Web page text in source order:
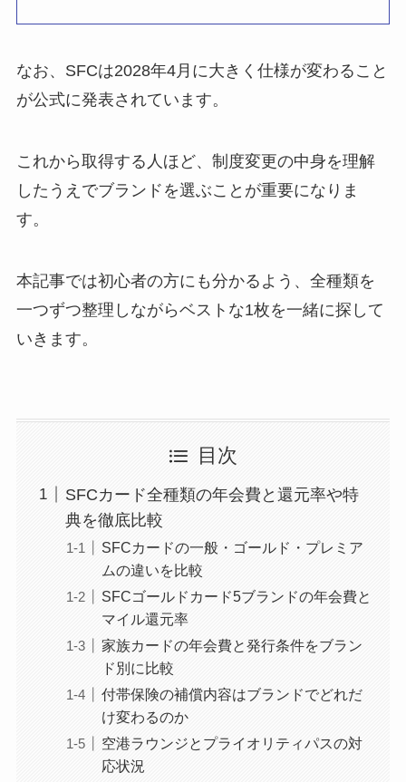
なお、SFCは2028年4月に大きく仕様が変わること
が公式に発表されています。
これから取得する人ほど、制度変更の中身を理解
したうえでブランドを選ぶことが重要になりま
す。
本記事では初心者の方にも分かるよう、全種類を
一つずつ整理しながらベストな1枚を一緒に探して
いきます。
目次
SFCカード全種類の年会費と還元率や特
典を徹底比較
SFCカードの一般・ゴールド・プレミア
ムの違いを比較
SFCゴールドカード5ブランドの年会費と
マイル還元率
家族カードの年会費と発行条件をブラン
ド別に比較
付帯保険の補償内容はブランドでどれだ
け変わるのか
空港ラウンジとプライオリティパスの対
応状況